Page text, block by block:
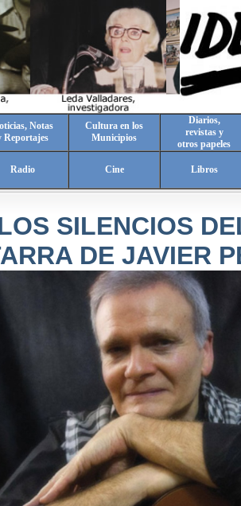
Notas
Reportajes
Cultura en los
Municipios
Diarios,
revistas y
otros papeles
Radio Cine Libros
SILENCIOS
DE JAVIER